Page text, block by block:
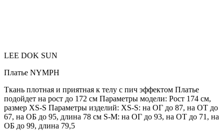
LEE DOK SUN
Платье NYMPH
Ткань плотная и приятная к телу с пич эффектом Платье
подойдет на рост до 172 см Параметры модели: Рост 174 см,
размер XS-S Параметры изделий: XS-S: на ОГ до 87, на ОТ до
67, на ОБ до 95, длина 78 см S-M: на ОГ до 93, на ОТ до 71, на
ОБ до 99, длина 79,5